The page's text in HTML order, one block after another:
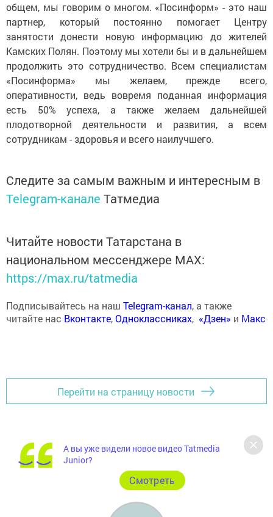
общем, мы говорим о многом. «Посинформ» - это наш
партнер, который постоянно помогает Центру
занятости донести новую информацию до жителей
Камских Полян. Поэтому мы хотели бы и в дальнейшем
продолжить это сотрудничество. Всем специалистам
«Посинформа» мы желаем, прежде всего,
оперативности, ведь вовремя поданная информация
есть 50% успеха, а также желаем дальнейшей
плодотворной деятельности и развития, а всем
сотрудникам - здоровья и всего наилучшего.
Следите за самым важным и интересным в
Telegram-канале Татмедиа
Читайте новости Татарстана в
национальном мессенджере MАХ:
https://max.ru/tatmedia
Подписывайтесь на наш Telegram-канал, а также
читайте нас Вконтакте,Одноклассниках, «Дзен» и Макс
Перейти на страницу новости
А вы уже видели новое видео Tatmedia
Junior?
Cмотреть